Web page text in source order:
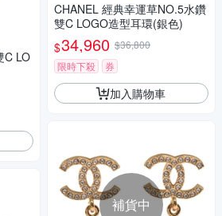
C LO
CHANEL 經典幸運草NO.5水鑽
雙C LOGO造型耳環(銀色)
$34,960 $36,800
限時下殺
券
加入購物車
補貨中